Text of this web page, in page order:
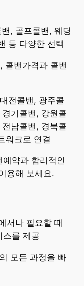
, 골프콜밴, 웨딩
등 다양한 선택
콜밴가격과 콜밴
전콜밴, 광주콜
기콜밴, 강원콜
남콜밴, 경북콜
워크로 연결
약과 합리적인
용해 보세요.
서나 필요할 때
스를 제공
모든 과정을 빠